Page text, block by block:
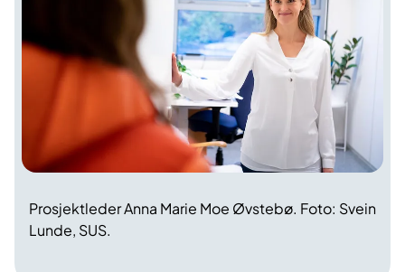
Prosjektleder Anna Marie Moe Øvstebø. Foto: Svein
Lunde, SUS.